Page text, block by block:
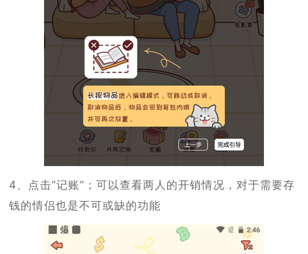
4、点击“记账”；可以查看两人的开销情况，对于需要存
钱的情侣也是不可或缺的功能